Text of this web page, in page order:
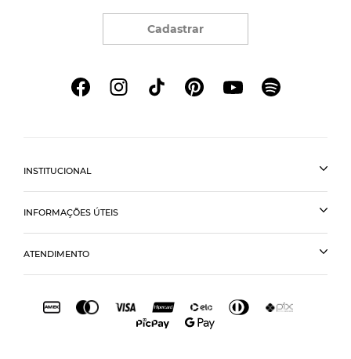
Cadastrar
INSTITUCIONAL
INFORMAÇÕES ÚTEIS
ATENDIMENTO